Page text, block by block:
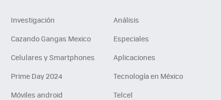
Investigación
Análisis
Cazando Gangas Mexico
Especiales
Celulares y Smartphones
Aplicaciones
Prime Day 2024
Tecnología en México
Móviles android
Telcel